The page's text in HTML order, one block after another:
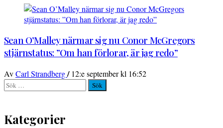
Sean O’Malley närmar sig nu Conor McGregors
stjärnstatus: ”Om han förlorar, är jag redo”
AvCarl Strandberg/ 12:e september kl 16:52
Sök
efter:
Kategorier